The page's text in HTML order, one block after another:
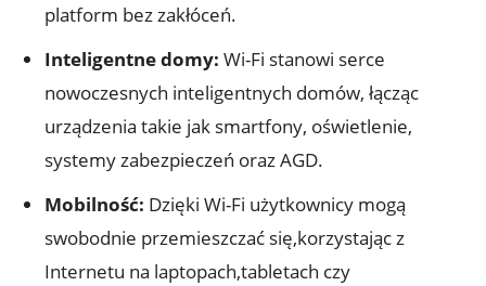
platform ​bez zakłóceń.
Inteligentne domy: Wi-Fi stanowi serce
⁢nowoczesnych⁤ inteligentnych domów, łącząc
urządzenia takie ⁢jak smartfony, oświetlenie,
systemy zabezpieczeń oraz‌ AGD.
Mobilność: Dzięki Wi-Fi użytkownicy mogą
‍swobodnie przemieszczać‌ się,korzystając z
Internetu na laptopach,tabletach czy